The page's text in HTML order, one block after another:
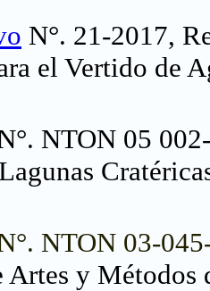
N°. 21-2017,
el Vertido de
NTON 05
NTON 03-
Artes y Métodos